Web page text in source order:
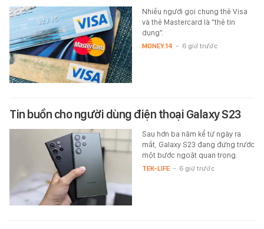
Nhiều người gọi chung thẻ Visa
và thẻ Mastercard là “thẻ tín
dụng”.
MONEY.14 - 6 giờ trước
Tin buồn cho người dùng điện thoại Galaxy S23
Sau hơn ba năm kể từ ngày ra
mắt, Galaxy S23 đang đứng trước
một bước ngoặt quan trọng.
TEK-LIFE - 6 giờ trước